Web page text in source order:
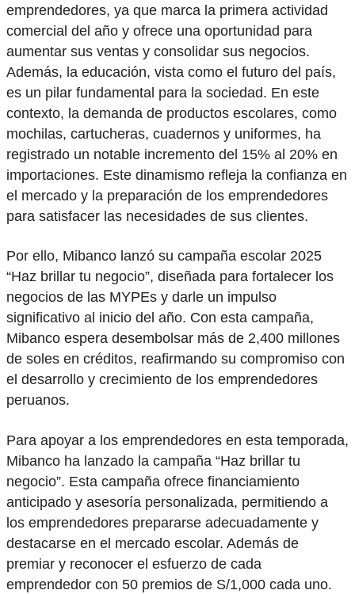
emprendedores, ya que marca la primera actividad
comercial del año y ofrece una oportunidad para
aumentar sus ventas y consolidar sus negocios.
Además, la educación, vista como el futuro del país,
es un pilar fundamental para la sociedad. En este
contexto, la demanda de productos escolares, como
mochilas, cartucheras, cuadernos y uniformes, ha
registrado un notable incremento del 15% al 20% en
importaciones. Este dinamismo refleja la confianza en
el mercado y la preparación de los emprendedores
para satisfacer las necesidades de sus clientes.
Por ello, Mibanco lanzó su campaña escolar 2025
“Haz brillar tu negocio”, diseñada para fortalecer los
negocios de las MYPEs y darle un impulso
significativo al inicio del año. Con esta campaña,
Mibanco espera desembolsar más de 2,400 millones
de soles en créditos, reafirmando su compromiso con
el desarrollo y crecimiento de los emprendedores
peruanos.
Para apoyar a los emprendedores en esta temporada,
Mibanco ha lanzado la campaña “Haz brillar tu
negocio”. Esta campaña ofrece financiamiento
anticipado y asesoría personalizada, permitiendo a
los emprendedores prepararse adecuadamente y
destacarse en el mercado escolar. Además de
premiar y reconocer el esfuerzo de cada
emprendedor con 50 premios de S/1,000 cada uno.